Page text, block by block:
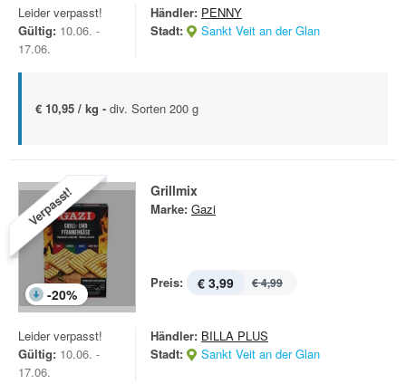
Leider verpasst!
Gültig: 10.06. -
17.06.
Händler: PENNY
Stadt:
Sankt Veit an der Glan
€ 10,95 / kg - div. Sorten 200 g
Verpasst!
-20%
Grillmix
Marke: Gazi
Preis: € 3,99 € 4,99
Leider verpasst!
Gültig: 10.06. -
17.06.
Händler: BILLA PLUS
Stadt:
Sankt Veit an der Glan